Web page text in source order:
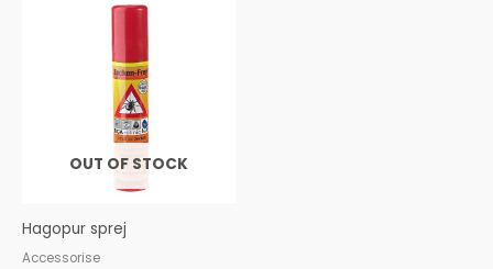
OUT OF STOCK
Hagopur sprej
Accessorise